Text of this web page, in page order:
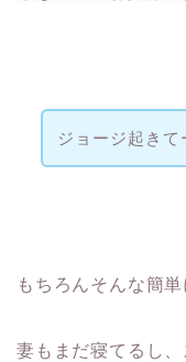
ジョージ起きて
もちろんそんな簡
妻もまだ寝てるし